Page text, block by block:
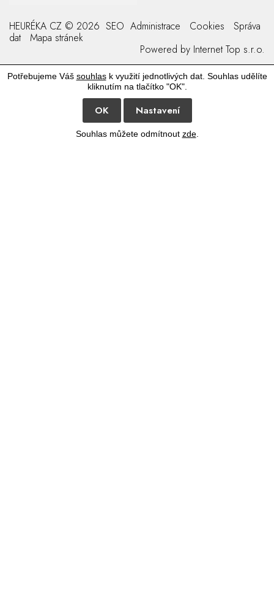
HEURÉKA CZ © 2026 SEO Administrace Cookies
Správa
dat
Mapa stránek
Powered by Internet Top s.r.o.
Potřebujeme Váš souhlask využití jednotlivých dat. Souhlas udělíte
kliknutím na tlačítko "OK".
OK Nastavení
Souhlas můžete odmítnout zde.